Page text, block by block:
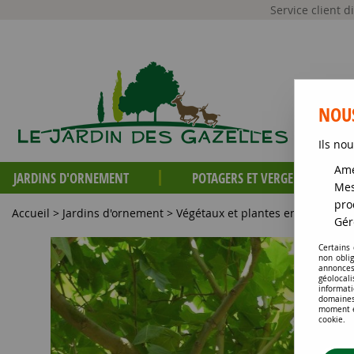
Service client
JARDINS D'ORNEMENT POTAGERS ET VERGERS
Accueil > Jardins d'ornement > Végétaux et plantes en racines
Ils
Certains
non
moment
cookie.